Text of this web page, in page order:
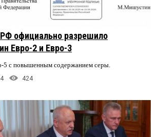
официально разрешило
Евро-2 и Евро-3
5 с повышенным содержанием серы.
4 424